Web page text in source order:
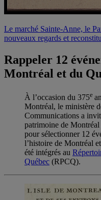
Le marché Sainte-Anne, le
nouveaux regards et
Rappeler 12
Montréal et du
À l’occasion du 375e
Montréal, le ministère
Communications a
patrimoine de Montréal
pour sélectionner 12
l’histoire de Montréal
été intégrés au
Québec (RPCQ).